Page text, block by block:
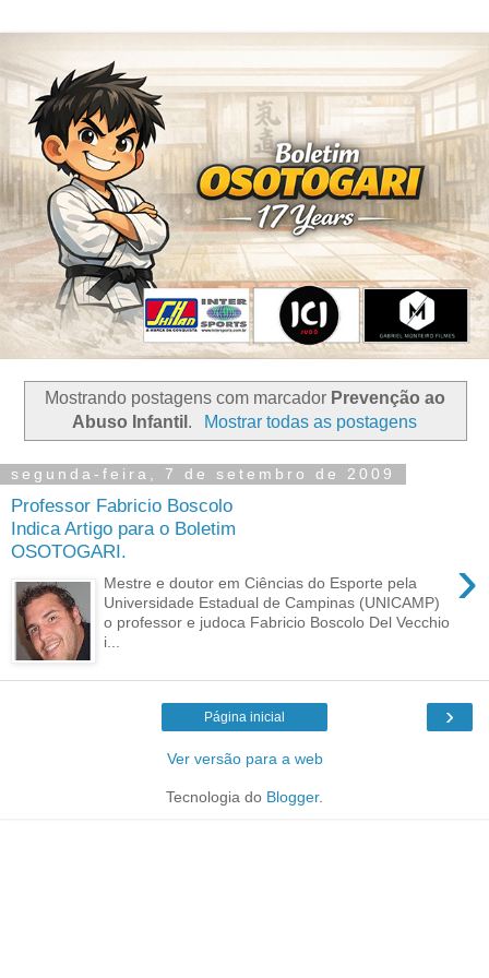
Mostrando postagens com marcador Prevenção ao
Abuso Infantil . Mostrar todas as postagens
segunda-feira, 7 de setembro de 2009
Professor Fabricio Boscolo
Indica Artigo para o Boletim
OSOTOGARI.
›
Mestre e doutor em Ciências do Esporte pela
Universidade Estadual de Campinas (UNICAMP)
o professor e judoca Fabricio Boscolo Del Vecchio
i...
›
Página inicial
Ver versão para a web
Tecnologia do Blogger.